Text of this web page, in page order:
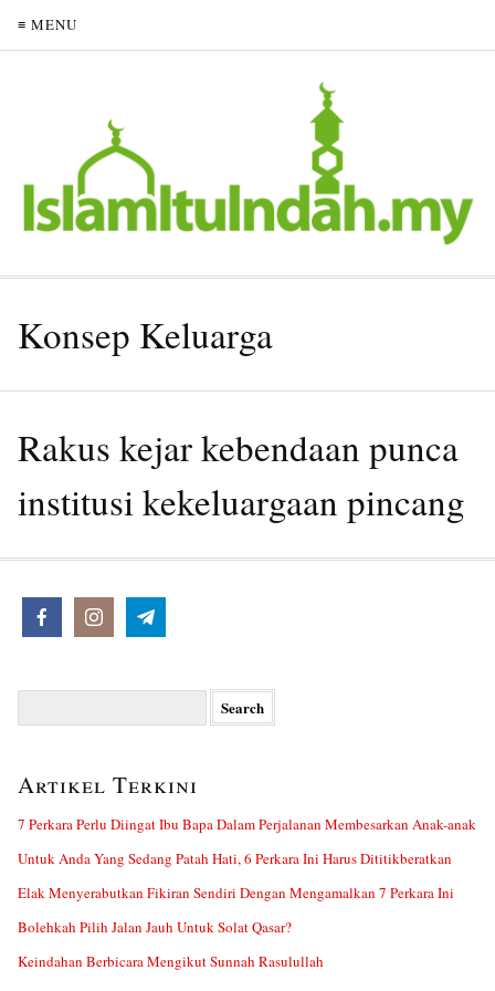
≡ MENU
Konsep Keluarga
Rakus kejar kebendaan punca
institusi kekeluargaan pincang
Artikel Terkini
7 Perkara Perlu Diingat Ibu Bapa Dalam Perjalanan Membesarkan Anak-anak
Untuk Anda Yang Sedang Patah Hati, 6 Perkara Ini Harus Dititikberatkan
Elak Menyerabutkan Fikiran Sendiri Dengan Mengamalkan 7 Perkara Ini
Bolehkah Pilih Jalan Jauh Untuk Solat Qasar?
Keindahan Berbicara Mengikut Sunnah Rasulullah